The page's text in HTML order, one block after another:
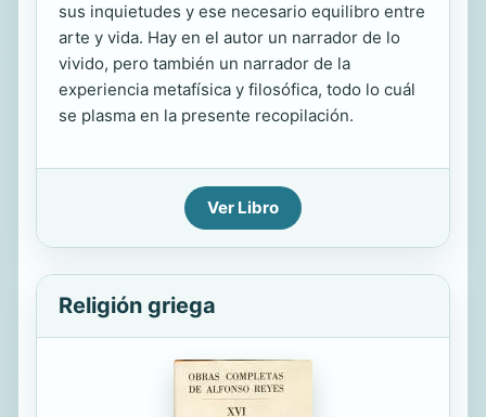
sus inquietudes y ese necesario equilibro entre
arte y vida. Hay en el autor un narrador de lo
vivido, pero también un narrador de la
experiencia metafísica y filosófica, todo lo cuál
se plasma en la presente recopilación.
Ver Libro
Religión griega